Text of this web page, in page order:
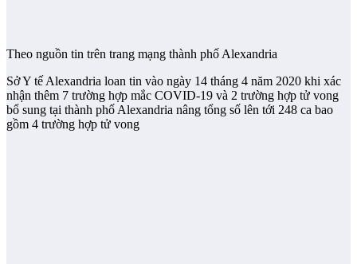
Theo nguồn tin trên trang mạng thành phố Alexandria
Sở Y tế Alexandria loan tin vào ngày 14 tháng 4 năm 2020 khi xác
nhận thêm 7 trường hợp mắc COVID-19 và 2 trường hợp tử vong
bổ sung tại thành phố Alexandria nâng tổng số lên tới 248 ca bao
gồm 4 trường hợp tử vong